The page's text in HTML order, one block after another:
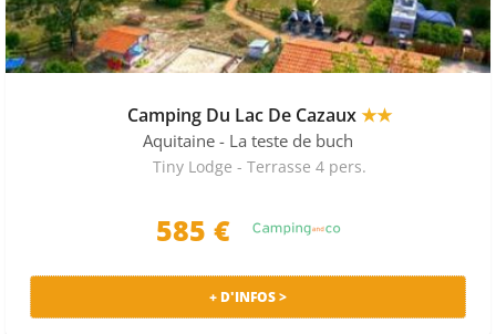
Camping Du Lac De Cazaux★★
Aquitaine - La teste de buch
Tiny Lodge - Terrasse 4 pers.
585 €
+ D'INFOS >